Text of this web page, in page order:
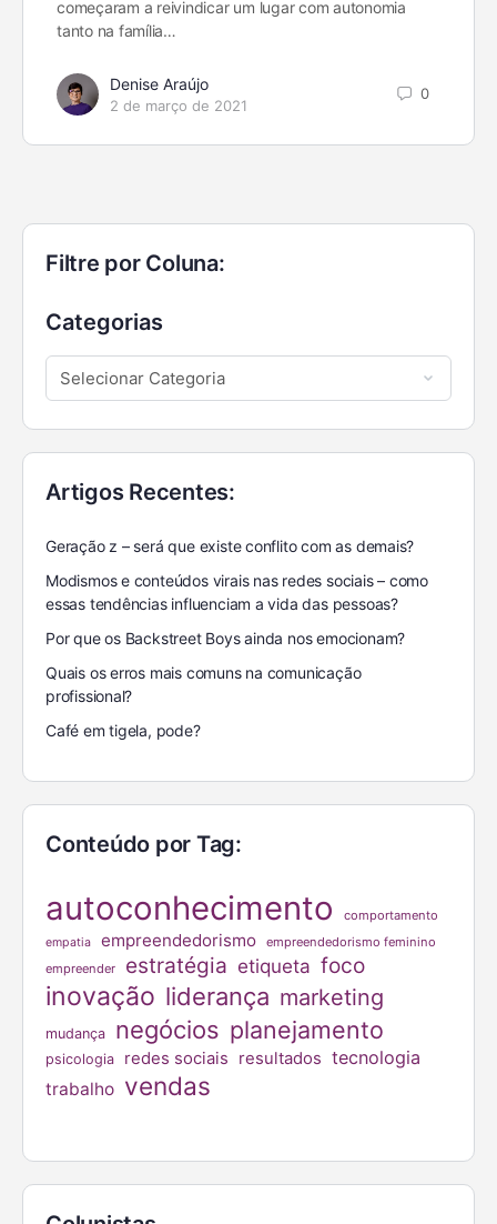
começaram a reivindicar um lugar com autonomia
tanto na família…
Denise Araújo
2 de março de 2021
0
Filtre por Coluna:
Categorias
Artigos Recentes:
Geração z – será que existe conflito com as demais?
Modismos e conteúdos virais nas redes sociais – como
essas tendências influenciam a vida das pessoas?
Por que os Backstreet Boys ainda nos emocionam?
Quais os erros mais comuns na comunicação
profissional?
Café em tigela, pode?
Conteúdo por Tag:
autoconhecimento comportamento
empatia empreendedorismo
empreendedorismo feminino
empreender
estratégia etiqueta foco
inovação liderança marketing
mudança negócios planejamento
psicologia redes sociais resultados tecnologia
trabalho vendas